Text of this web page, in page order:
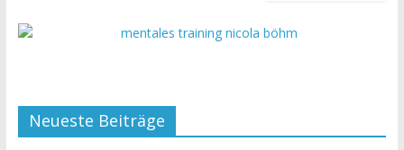
Neueste Beiträge